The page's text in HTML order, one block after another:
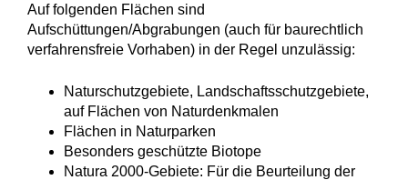
Auf folgenden Flächen sind
Aufschüttungen/Abgrabungen (auch für baurechtlich
verfahrensfreie Vorhaben) in der Regel unzulässig:
Naturschutzgebiete, Landschaftsschutzgebiete,
auf Flächen von Naturdenkmalen
Flächen in Naturparken
Besonders geschützte Biotope
Natura 2000-Gebiete: Für die Beurteilung der